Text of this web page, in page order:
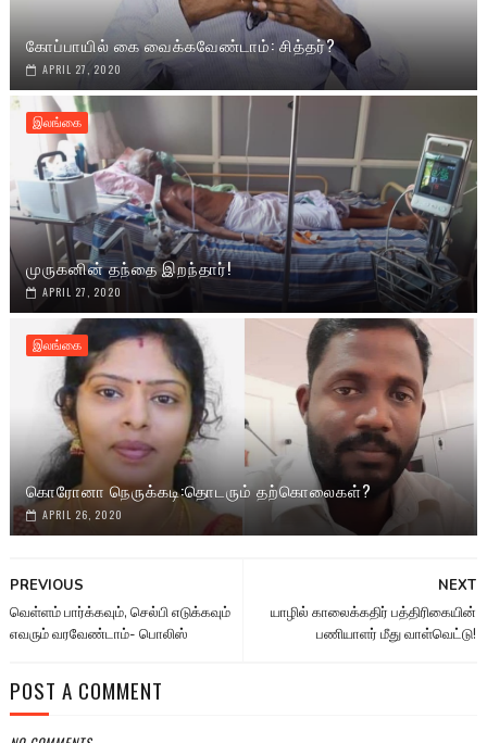
கோப்பாயில் கை வைக்கவேண்டாம்: சித்தர்?
APRIL 27, 2020
இலங்கை
முருகனின் தந்தை இறந்தார்!
APRIL 27, 2020
இலங்கை
கொரோனா நெருக்கடி:தொடரும் தற்கொலைகள்?
APRIL 26, 2020
NEXT
யாழில் காலைக்கதிர் பத்திரிகையின்
பணியாளர் மீது வாள்வெட்டு!
PREVIOUS
வெள்ளம் பார்க்கவும், செல்பி எடுக்கவும்
எவரும் வரவேண்டாம்- பொலிஸ்
POST A COMMENT